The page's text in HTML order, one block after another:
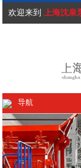
欢迎来到 上海沈
导航